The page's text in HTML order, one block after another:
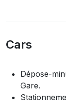
Cars
Dépose-
Gare.